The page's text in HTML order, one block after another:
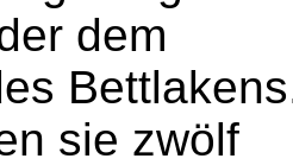
dem
sie zwölf